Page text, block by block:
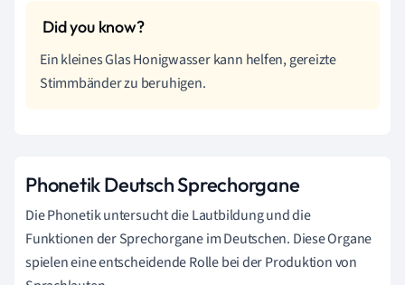
Ein kleines Glas Honigwasser kann helfen, gereizte
Stimmbänder zu beruhigen.
Phonetik Deutsch Sprechorgane
Die Phonetik untersucht die Lautbildung und die
Funktionen der Sprechorgane im Deutschen. Diese Organe
spielen eine entscheidende Rolle bei der Produktion von